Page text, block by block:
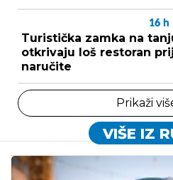
16 h
Turistička zamka na
otkrivaju loš restoran
naručite
Prikaži
VIŠE IZ